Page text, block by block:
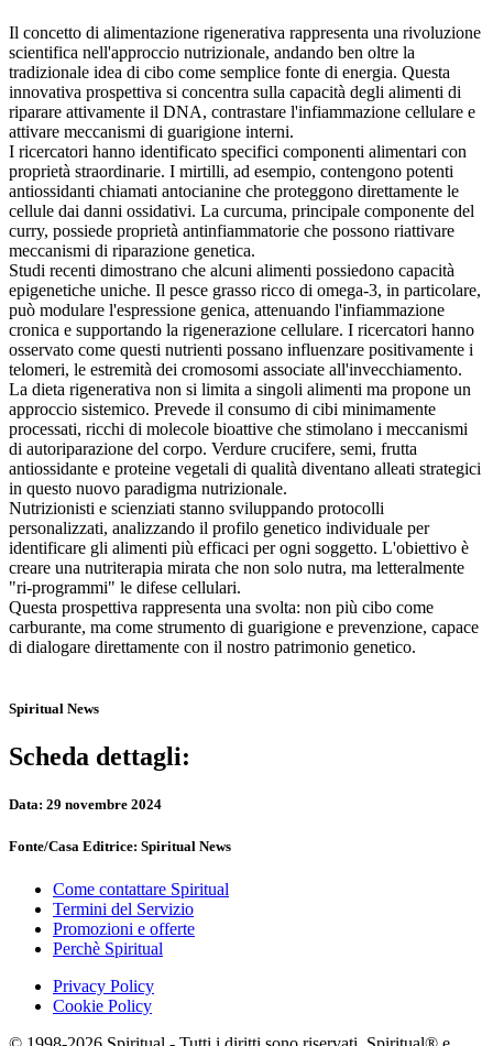
Il concetto di alimentazione rigenerativa rappresenta una rivoluzione
scientifica nell'approccio nutrizionale, andando ben oltre la
tradizionale idea di cibo come semplice fonte di energia. Questa
innovativa prospettiva si concentra sulla capacità degli alimenti di
riparare attivamente il DNA, contrastare l'infiammazione cellulare e
attivare meccanismi di guarigione interni.
I ricercatori hanno identificato specifici componenti alimentari con
proprietà straordinarie. I mirtilli, ad esempio, contengono potenti
antiossidanti chiamati antocianine che proteggono direttamente le
cellule dai danni ossidativi. La curcuma, principale componente del
curry, possiede proprietà antinfiammatorie che possono riattivare
meccanismi di riparazione genetica.
Studi recenti dimostrano che alcuni alimenti possiedono capacità
epigenetiche uniche. Il pesce grasso ricco di omega-3, in particolare,
può modulare l'espressione genica, attenuando l'infiammazione
cronica e supportando la rigenerazione cellulare. I ricercatori hanno
osservato come questi nutrienti possano influenzare positivamente i
telomeri, le estremità dei cromosomi associate all'invecchiamento.
La dieta rigenerativa non si limita a singoli alimenti ma propone un
approccio sistemico. Prevede il consumo di cibi minimamente
processati, ricchi di molecole bioattive che stimolano i meccanismi
di autoriparazione del corpo. Verdure crucifere, semi, frutta
antiossidante e proteine vegetali di qualità diventano alleati strategici
in questo nuovo paradigma nutrizionale.
Nutrizionisti e scienziati stanno sviluppando protocolli
personalizzati, analizzando il profilo genetico individuale per
identificare gli alimenti più efficaci per ogni soggetto. L'obiettivo è
creare una nutriterapia mirata che non solo nutra, ma letteralmente
"ri-programmi" le difese cellulari.
Questa prospettiva rappresenta una svolta: non più cibo come
carburante, ma come strumento di guarigione e prevenzione, capace
di dialogare direttamente con il nostro patrimonio genetico.
Spiritual News
Scheda dettagli:
Data: 29 novembre 2024
Fonte/Casa Editrice: Spiritual News
Come contattare Spiritual
Termini del Servizio
Promozioni e offerte
Perchè Spiritual
Privacy Policy
Cookie Policy